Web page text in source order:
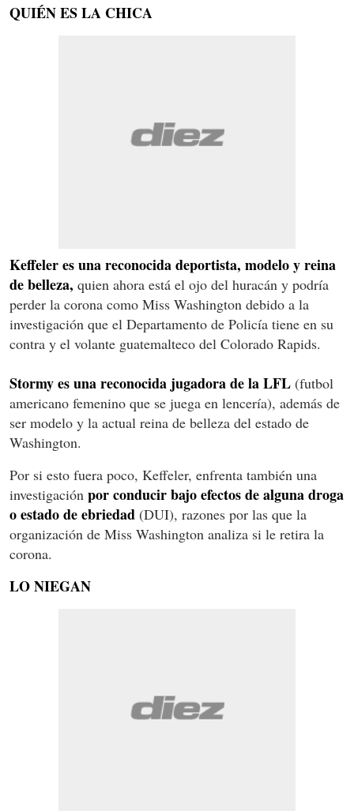
QUIÉN ES LA CHICA
Keffeler es una reconocida deportista, modelo y reina
de belleza, quien ahora está el ojo del huracán y podría
perder la corona como Miss Washington debido a la
investigación que el Departamento de Policía tiene en su
contra y el volante guatemalteco del Colorado Rapids.
Stormy es una reconocida jugadora de la LFL (futbol
americano femenino que se juega en lencería), además de
ser modelo y la actual reina de belleza del estado de
Washington.
Por si esto fuera poco, Keffeler, enfrenta también una
investigación por conducir bajo efectos de alguna droga
o estado de ebriedad (DUI), razones por las que la
organización de Miss Washington analiza si le retira la
corona.
LO NIEGAN